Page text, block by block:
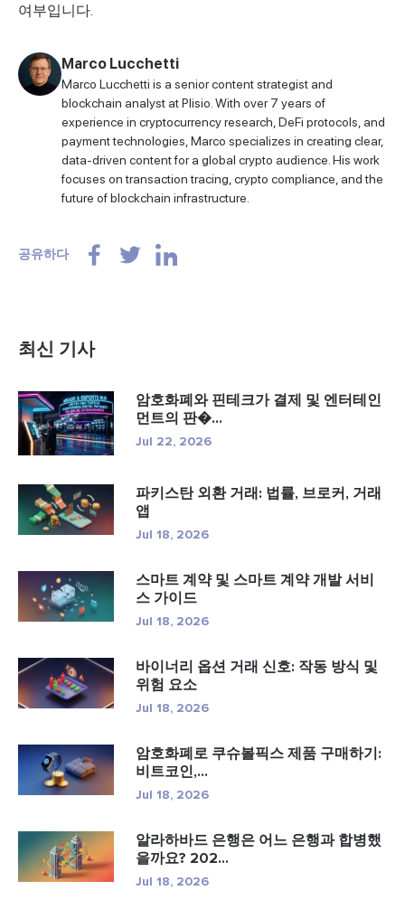
여부입니다.
Marco Lucchetti
Marco Lucchetti is a senior content strategist and
blockchain analyst at Plisio. With over 7 years of
experience in cryptocurrency research, DeFi protocols, and
payment technologies, Marco specializes in creating clear,
data-driven content for a global crypto audience. His work
focuses on transaction tracing, crypto compliance, and the
future of blockchain infrastructure.
공유하다
최신 기사
암호화폐와 핀테크가 결제 및 엔터테인
먼트의 판�...
Jul 22, 2026
파키스탄 외환 거래: 법률, 브로커, 거래
앱
Jul 18, 2026
스마트 계약 및 스마트 계약 개발 서비
스 가이드
Jul 18, 2026
바이너리 옵션 거래 신호: 작동 방식 및
위험 요소
Jul 18, 2026
암호화폐로 쿠슈볼픽스 제품 구매하기:
비트코인,...
Jul 18, 2026
알라하바드 은행은 어느 은행과 합병했
을까요? 202...
Jul 18, 2026